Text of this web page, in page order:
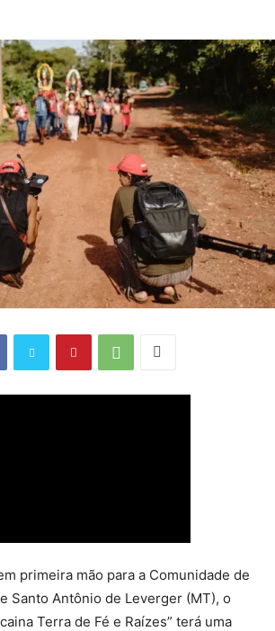
primeira mão para a Comunidade de
Santo Antônio de Leverger (MT), o
Terra de Fé e Raízes” terá uma